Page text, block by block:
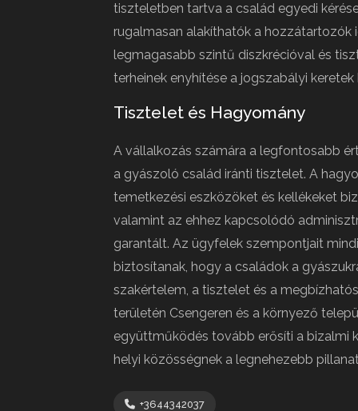
tiszteletben tartva a család egyedi
rugalmasan alakíthatók a hozzátartozók
legmagasabb szintű diszkrécióval és
terheinek enyhítése a jogszabályi
Tisztelet és Hagyomány
A vállalkozás számára a legfontosabb
a gyászoló család iránti tisztelet. A
temetkezési eszközöket és kellékeket
valamint az ehhez kapcsolódó
garantált. Az ügyfelek szempontjait
biztosítanak, hogy a családok a
szakértelem, a tisztelet és a
területén Csengeren és a környező
együttműködés tovább erősíti a bizalmi
helyi közösségnek a legnehezebb
+3644342037